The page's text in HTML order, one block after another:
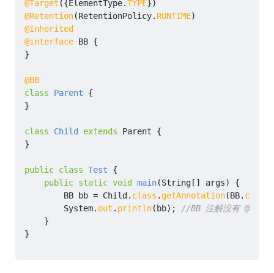
@Target ({ ElementType.TYPE})
@Retention(RetentionPolicy. RUNTIME)
@Inherited
@interface BB {
}
@BB
class
Parent
{
}
class Child extends Parent
{
}
public class Test
{
public static void main(String [] args)
{
BB
bb = Child . class .getAnnotation(BB. class
System. out . println( bb);
//BB 注解没有
}
}